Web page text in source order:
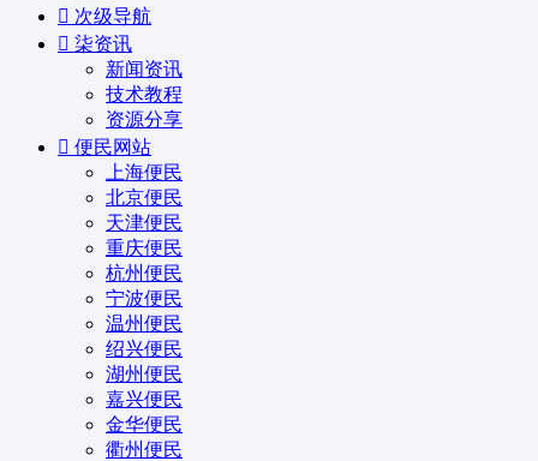
次级导航
柒资讯
新闻资讯
技术教程
资源分享
便民网站
上海便民
北京便民
天津便民
重庆便民
杭州便民
宁波便民
温州便民
绍兴便民
湖州便民
嘉兴便民
金华便民
衢州便民